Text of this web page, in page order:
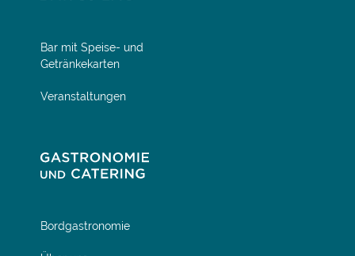
Bar mit Speise- und
Getränkekarten
Veranstaltungen
Bordgastronomie